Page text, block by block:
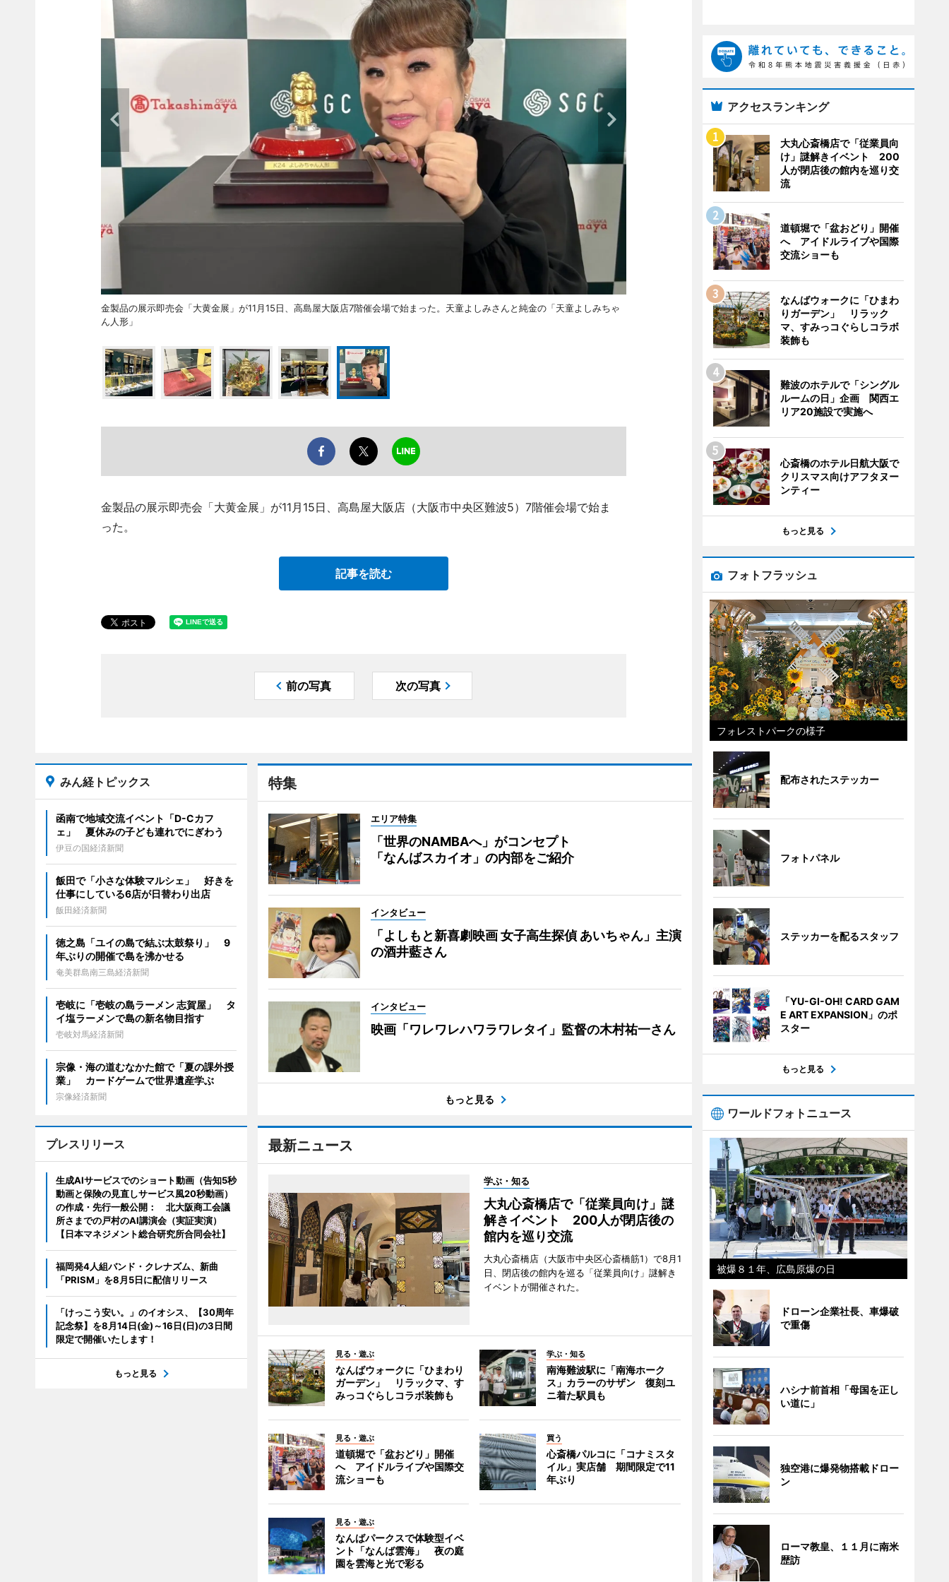
金製品の展示即売会「大黄金展」が11月15日、高島屋大阪店7階催会場で始まった。天童よしみさんと純金の「天童よしみちゃ
ん人形」
金製品の展示即売会「大黄金展」が11月15日、高島屋大阪店（大阪市中央区難波5）7階催会場で始ま
った。
記事を読む
前の写真 次の写真
特集
エリア特集
「世界のNAMBAへ」がコンセプト
「なんばスカイオ」の内部をご紹介
インタビュー
「よしもと新喜劇映画 女子高生探偵 あいちゃん」主演
の酒井藍さん
インタビュー
映画「ワレワレハワラワレタイ」監督の木村祐一さん
もっと見る
最新ニュース
学ぶ・知る
大丸心斎橋店で「従業員向け」謎
解きイベント 200人が閉店後の
館内を巡り交流
大丸心斎橋店（大阪市中央区心斎橋筋1）で8月1
日、閉店後の館内を巡る「従業員向け」謎解き
イベントが開催された。
見る・遊ぶ
なんばウォークに「ひまわり
ガーデン」 リラックマ、す
みっコぐらしコラボ装飾も
学ぶ・知る
南海難波駅に「南海ホーク
ス」カラーのサザン 復刻ユ
ニ着た駅員も
見る・遊ぶ
道頓堀で「盆おどり」開催
へ アイドルライブや国際交
流ショーも
買う
心斎橋パルコに「コナミスタ
イル」実店舗 期間限定で11
年ぶり
見る・遊ぶ
なんばパークスで体験型イベ
ント「なんば雲海」 夜の庭
園を雲海と光で彩る
みん経トピックス
函南で地域交流イベント「D-Cカフ
ェ」 夏休みの子ども連れでにぎわう
伊豆の国経済新聞
飯田で「小さな体験マルシェ」 好きを
仕事にしている6店が日替わり出店
飯田経済新聞
徳之島「ユイの島で結ぶ太鼓祭り」 9
年ぶりの開催で島を沸かせる
奄美群島南三島経済新聞
壱岐に「壱岐の島ラーメン 志賀屋」 タ
イ塩ラーメンで島の新名物目指す
壱岐対馬経済新聞
宗像・海の道むなかた館で「夏の課外授
業」 カードゲームで世界遺産学ぶ
宗像経済新聞
プレスリリース
生成AIサービスでのショート動画（告知5秒
動画と保険の見直しサービス風20秒動画）
の作成・先行一般公開： 北大阪商工会議
所さまでの戸村のAI講演会（実証実演）
【日本マネジメント総合研究所合同会社】
福岡発4人組バンド・クレナズム、新曲
「PRISM」を8月5日に配信リリース
「けっこう安い。」のイオシス、【30周年
記念祭】を8月14日(金)～16日(日)の3日間
限定で開催いたします！
もっと見る
アクセスランキング
大丸心斎橋店で「従業員向
け」謎解きイベント 200
人が閉店後の館内を巡り交
流
道頓堀で「盆おどり」開催
へ アイドルライブや国際
交流ショーも
なんばウォークに「ひまわ
りガーデン」 リラック
マ、すみっコぐらしコラボ
装飾も
難波のホテルで「シングル
ルームの日」企画 関西エ
リア20施設で実施へ
心斎橋のホテル日航大阪で
クリスマス向けアフタヌー
ンティー
もっと見る
フォトフラッシュ
フォレストパークの様子
配布されたステッカー
フォトパネル
ステッカーを配るスタッフ
「YU-GI-OH! CARD GAM
E ART EXPANSION」のポ
スター
もっと見る
ワールドフォトニュース
被爆８１年、広島原爆の日
ドローン企業社長、車爆破
で重傷
ハシナ前首相「母国を正し
い道に」
独空港に爆発物搭載ドロー
ン
ローマ教皇、１１月に南米
歴訪